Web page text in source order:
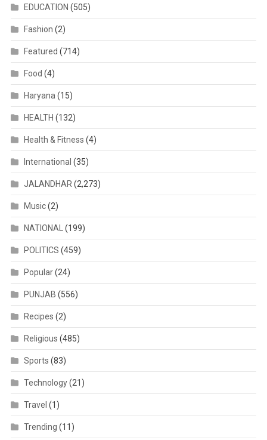
EDUCATION (505)
Fashion (2)
Featured (714)
Food (4)
Haryana (15)
HEALTH (132)
Health & Fitness (4)
International (35)
JALANDHAR (2,273)
Music(2)
NATIONAL (199)
POLITICS (459)
Popular(24)
PUNJAB (556)
Recipes (2)
Religious (485)
Sports (83)
Technology(21)
Travel (1)
Trending (11)